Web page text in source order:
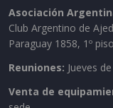
Asociación
Club Argentino de
Paraguay 1858, 1º
Reuniones: Jueves
Venta de